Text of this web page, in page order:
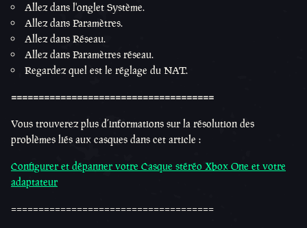
Allez dans l'onglet Système.
Allez dans Paramètres.
Allez dans Réseau.
Allez dans Paramètres réseau.
Regardez quel est le réglage du NAT.
=====================================
Vous trouverez plus d’informations sur la résolution des
problèmes liés aux casques dans cet article :
Configurer et dépanner votre Casque stéréo Xbox One et votre
adaptateur
=====================================